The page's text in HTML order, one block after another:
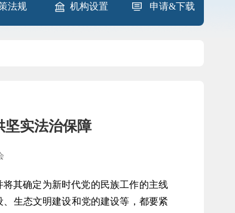
法规 机构设置 申请&下载
坚实法治保障
其确定为新时代党的民族工作的主线
生态文明建设和党的建设等，都要紧